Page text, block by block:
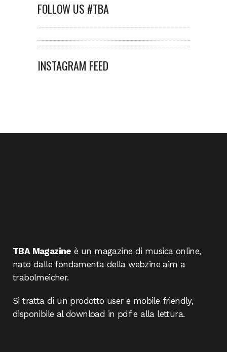
FOLLOW US #TBA
INSTAGRAM FEED
TBA Magazine è un magazine di musica online,
nato dalle fondamenta della webzine aim a
trabolmeicher.
Si tratta di un prodotto user e mobile friendly,
disponibile al download in pdf e alla lettura.